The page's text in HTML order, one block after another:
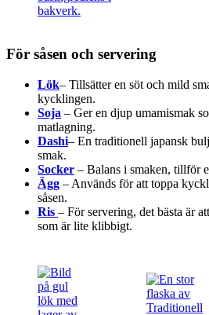
För såsen och servering
Lök– Tillsätter en söt och mild
kycklingen.
Soja – Ger en djup umamismak
matlagning.
Dashi– En traditionell japansk
smak.
Socker – Balans i smaken, tillför
Ägg – Används för att toppa
såsen.
Ris – För servering, det bästa är
som är lite klibbigt.